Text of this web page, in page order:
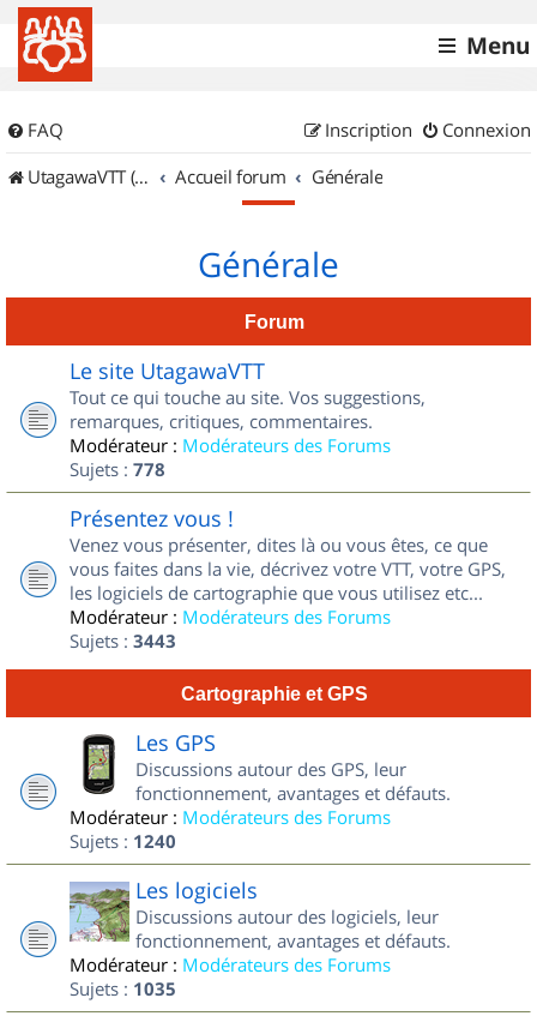
Menu
FAQ Connexion
Inscription
UtagawaVTT (Randos VTT et VTTAE avec traces GPS)
Accueil forum Générale
Générale
Forum
Le site UtagawaVTT
Tout ce qui touche au site. Vos suggestions,
remarques, critiques, commentaires.
Modérateur : Modérateurs des Forums
Sujets : 778
Présentez vous !
Venez vous présenter, dites là ou vous êtes, ce que
vous faites dans la vie, décrivez votre VTT, votre GPS,
les logiciels de cartographie que vous utilisez etc...
Modérateur : Modérateurs des Forums
Sujets : 3443
Cartographie et GPS
Les GPS
Discussions autour des GPS, leur
fonctionnement, avantages et défauts.
Modérateur : Modérateurs des Forums
Sujets : 1240
Les logiciels
Discussions autour des logiciels, leur
fonctionnement, avantages et défauts.
Modérateur : Modérateurs des Forums
Sujets : 1035